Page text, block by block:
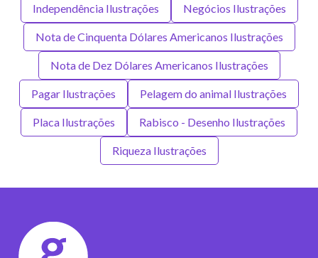
Independência Ilustrações Negócios Ilustrações
Nota de Cinquenta Dólares Americanos Ilustrações
Nota de Dez Dólares Americanos Ilustrações
Pagar Ilustrações Pelagem do animal Ilustrações
Placa Ilustrações Rabisco - Desenho Ilustrações
Riqueza Ilustrações